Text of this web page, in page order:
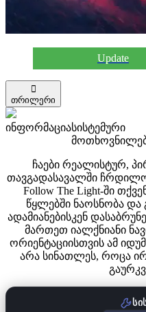
Update
თრილერი
ინფორმაციასისტემური
ჩაები რეალისტურ,
თავგადასავალში
Follow The Light-ში
წყლებში ნაოსნობა და
ადამიანებისკენ
მართეთ იალქნიანი
ორიენტაციისთვის ამ
არა სინათლეს, როცა